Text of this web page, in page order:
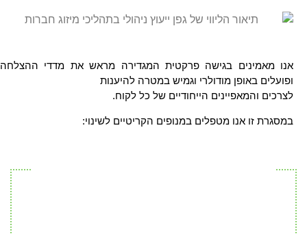
אנו מאמינים בגישה פרקטית המגדירה מראש את מדדי ההצלחה
ופועלים באופן מודולרי וגמיש במטרה להיענות
לצרכים והמאפיינים הייחודיים של כל לקוח.
במסגרת זו אנו מטפלים במנופים הקריטיים לשינוי: